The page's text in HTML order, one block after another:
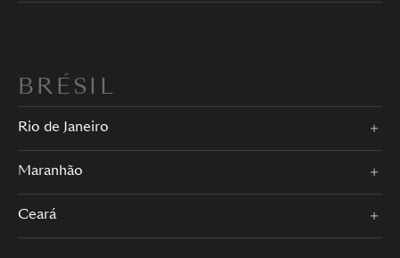
BRÉSIL
Rio de Janeiro
Maranhão
Ceará